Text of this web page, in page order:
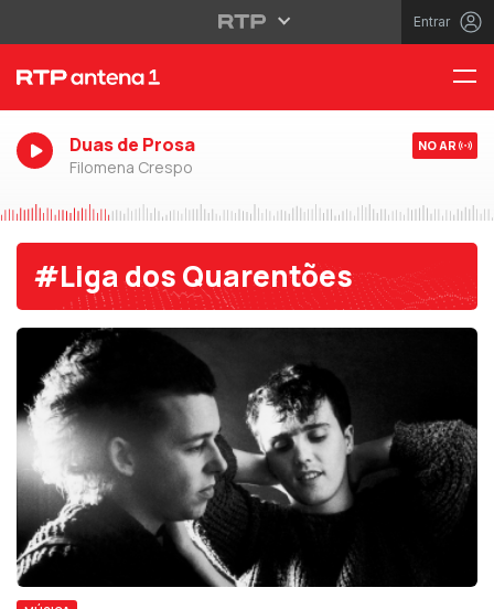
Entrar
Duas de Prosa
Filomena Crespo
NO AR
#Liga dos Quarentões